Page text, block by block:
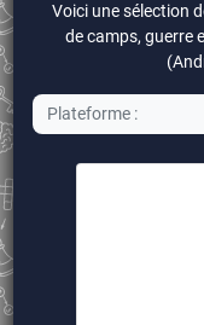
Voici une sélection
de camps, guerre
Plateforme :